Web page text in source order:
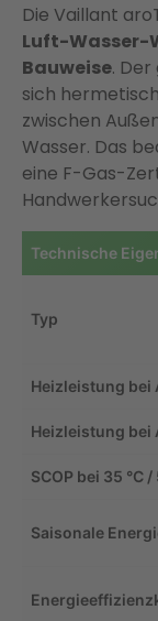
Die Vaillant
Luft-Wasser-
Bauweise.
sich
zwischen
Wasser. Das
eine F-Gas-
Technische
Typ
Heizleistung bei
Heizleistung bei
SCOP bei 35 °C /
Saisonale